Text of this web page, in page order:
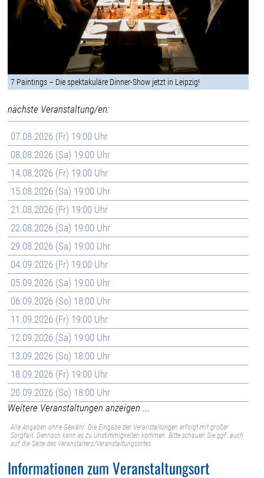
7 Paintings – Die spektakuläre Dinner-Show jetzt in Leipzig!
nächste Veranstaltung/en:
07.08.2026 (Fr) 19:00 Uhr
08.08.2026 (Sa) 19:00 Uhr
14.08.2026 (Fr) 19:00 Uhr
15.08.2026 (Sa) 19:00 Uhr
21.08.2026 (Fr) 19:00 Uhr
22.08.2026 (Sa) 19:00 Uhr
29.08.2026 (Sa) 19:00 Uhr
04.09.2026 (Fr) 19:00 Uhr
05.09.2026 (Sa) 19:00 Uhr
06.09.2026 (So) 18:00 Uhr
11.09.2026 (Fr) 19:00 Uhr
12.09.2026 (Sa) 19:00 Uhr
13.09.2026 (So) 18:00 Uhr
18.09.2026 (Fr) 19:00 Uhr
20.09.2026 (So) 18:00 Uhr
Weitere Veranstaltungen anzeigen ...
Alle Angaben ohne Gewähr. Die Eingabe der Veranstaltungen erfolgt mit großer
Sorgfalt. Dennoch kann es zu Unstimmigkeiten kommen. Bitte schauen Sie ggf. auch
auf die Seite des Veranstalters/Veranstaltungsortes.
Informationen zum Veranstaltungsort